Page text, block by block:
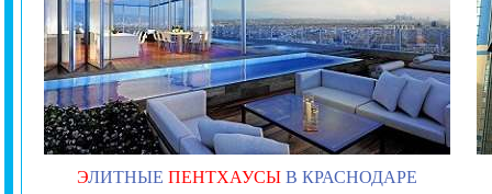
ЭЛИТНЫЕ ПЕНТХАУСЫ В КРАСНОДАРЕ